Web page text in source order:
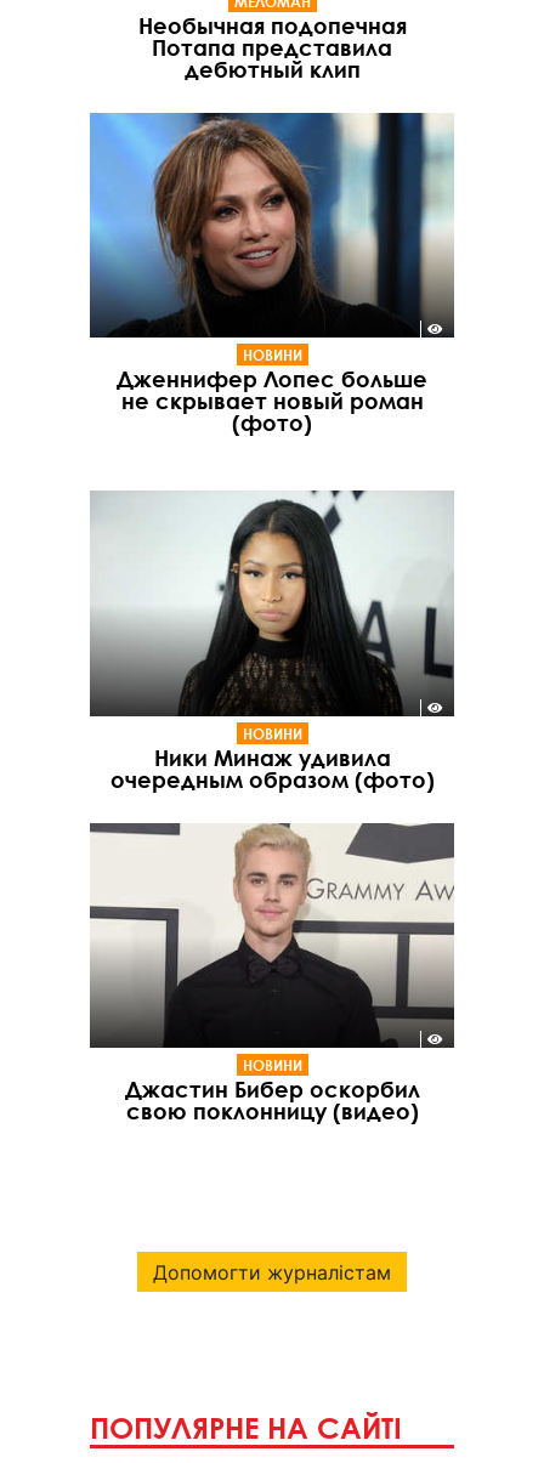
Необычная подопечная
Потапа представила
дебютный клип
НОВИНИ
Дженнифер Лопес больше
не скрывает новый роман
(фото)
НОВИНИ
Ники Минаж удивила
очередным образом (фото)
НОВИНИ
Джастин Бибер оскорбил
свою поклонницу (видео)
Допомогти журналістам
ПОПУЛЯРНЕ НА САЙТІ